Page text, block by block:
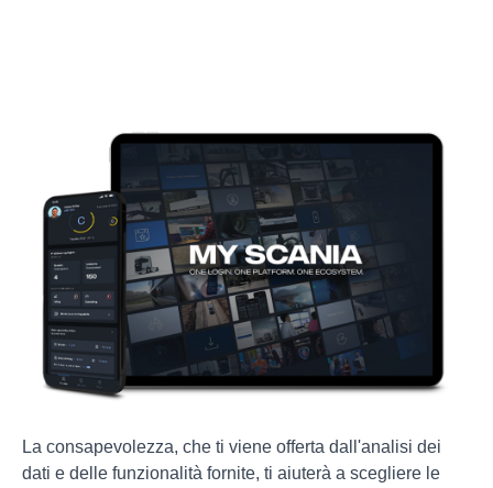
La consapevolezza, che ti viene offerta dall'analisi dei
dati e delle funzionalità fornite, ti aiuterà a scegliere le